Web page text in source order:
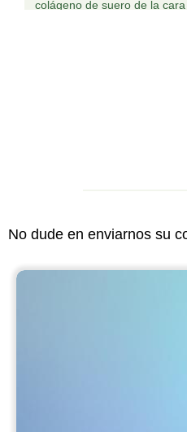
No dude en enviarnos su